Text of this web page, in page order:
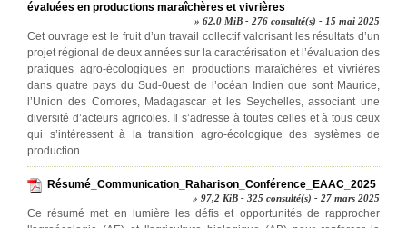
évaluées en productions maraîchères et vivrières
» 62,0 MiB - 276 consulté(s) - 15 mai 2025
Cet ouvrage est le fruit d’un travail collectif valorisant les résultats d’un
projet régional de deux années sur la caractérisation et l’évaluation des
pratiques agro-écologiques en productions maraîchères et vivrières
dans quatre pays du Sud-0uest de l’océan Indien que sont Maurice,
l’Union des Comores, Madagascar et les Seychelles, associant une
diversité d’acteurs agricoles. Il s’adresse à toutes celles et à tous ceux
qui s’intéressent à la transition agro-écologique des systèmes de
production.
Résumé_Communication_Raharison_Conférence_EAAC_2025
» 97,2 KiB - 325 consulté(s) - 27 mars 2025
Ce résumé met en lumière les défis et opportunités de rapprocher